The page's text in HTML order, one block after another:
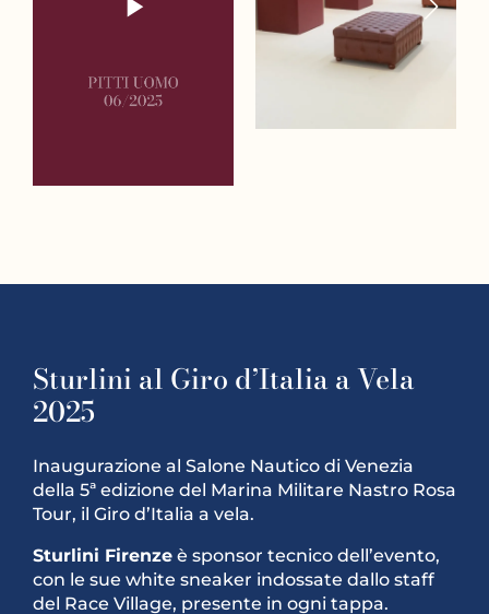
Sturlini al Giro d’Italia a Vela
2025
Inaugurazione al Salone Nautico di Venezia
della 5ª edizione del Marina Militare Nastro Rosa
Tour, il Giro d’Italia a vela.
Sturlini Firenze è sponsor tecnico dell’evento,
con le sue white sneaker indossate dallo staff
del Race Village, presente in ogni tappa.